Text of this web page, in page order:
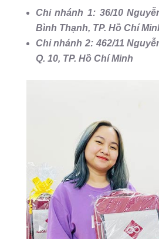
Chi nhánh 1: 36/10
Bình Thạnh, TP. Hồ Chí
Chi nhánh 2: 462/11
Q. 10, TP. Hồ Chí Minh